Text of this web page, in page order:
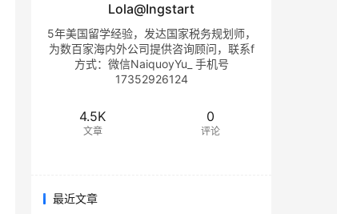
Lola@Ingstart
5年美国留学经验，发达国家税务规划师，
为数百家海内外公司提供咨询顾问，联系f
方式：微信NaiquoyYu_ 手机号
17352926124
4.5K
文章
0
评论
最近文章